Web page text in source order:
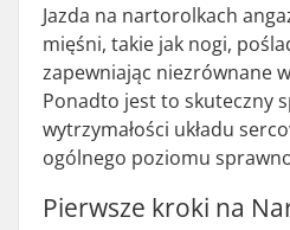
Jazda na nartorolkach
mięśni, takie jak nogi,
zapewniając niezrównane
Ponadto jest to skuteczny
wytrzymałości układu
ogólnego poziomu
Pierwsze kroki na